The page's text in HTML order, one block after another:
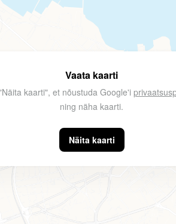
Vaata kaarti
kaarti", et nõustuda Google'i
ning näha kaarti.
Näita kaarti